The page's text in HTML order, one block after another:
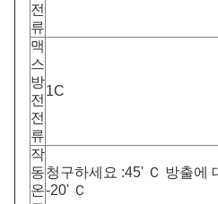
전
류
맥
스
방
전
전
류
1C
작
동
온
청구하세요 :45' Ｃ 방출에
-20' Ｃ